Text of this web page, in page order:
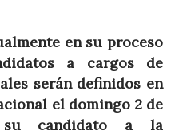
en su proceso
a cargos de
serán definidos en
el domingo 2 de
candidato a la